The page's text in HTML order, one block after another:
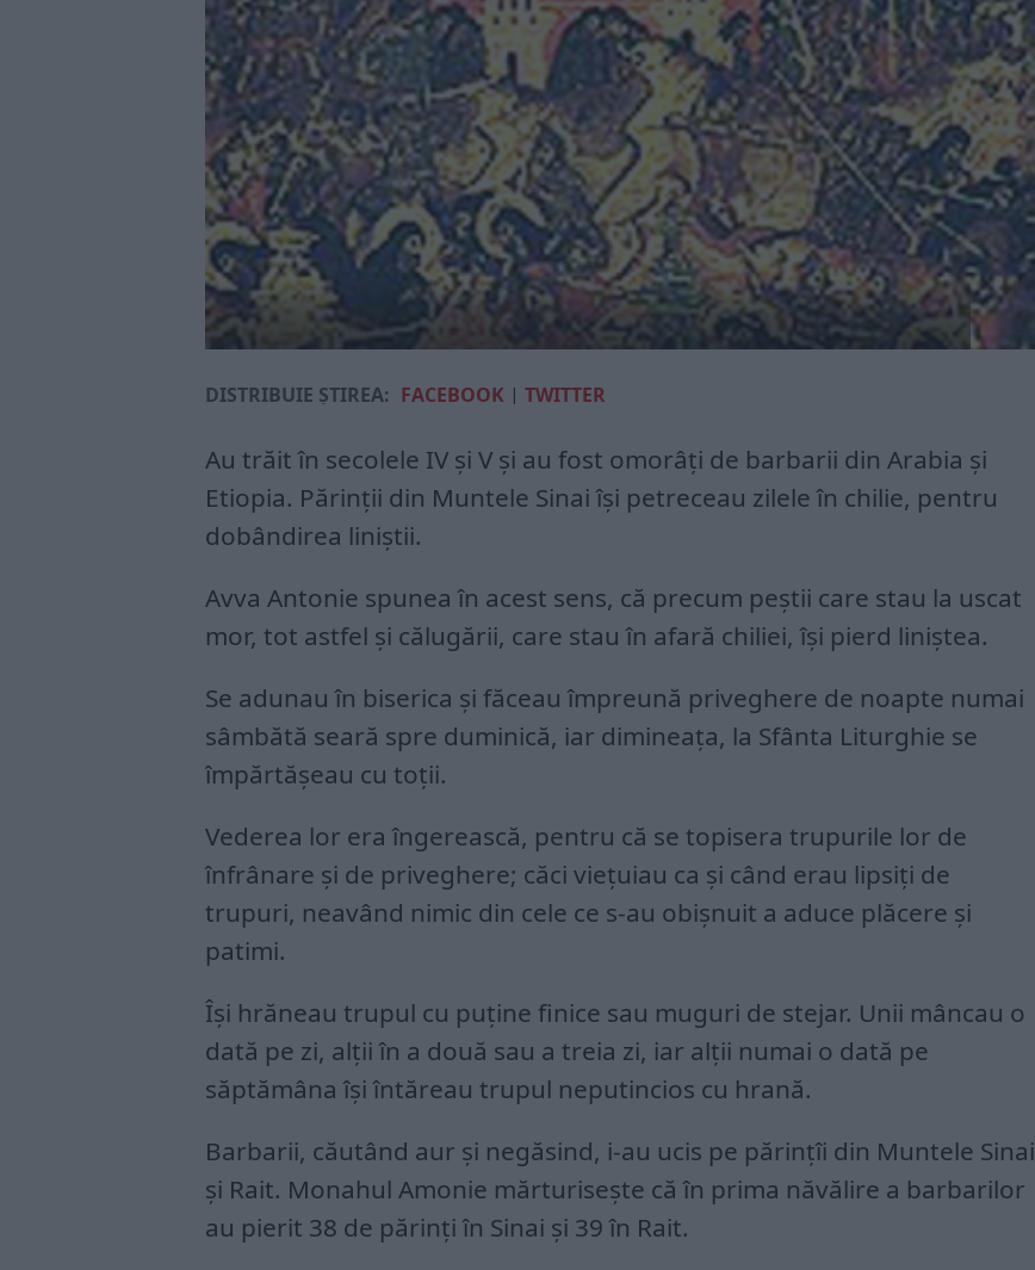
DISTRIBUIE ȘTIREA: FACEBOOK | TWITTER
Au trăit în secolele IV și V și au fost omorâți de barbarii din Arabia și
Etiopia. Părinții din Muntele Sinai își petreceau zilele în chilie, pentru
dobândirea liniștii.
Avva Antonie spunea în acest sens, că precum peștii care stau la uscat
mor, tot astfel și călugării, care stau în afară chiliei, își pierd liniștea.
Se adunau în biserica și făceau împreună priveghere de noapte numai
sâmbătă seară spre duminică, iar dimineața, la Sfânta Liturghie se
împărtășeau cu toții.
Vederea lor era îngerească, pentru că se topisera trupurile lor de
înfrânare și de priveghere; căci viețuiau ca și când erau lipsiți de
trupuri, neavând nimic din cele ce s-au obișnuit a aduce plăcere și
patimi.
Își hrăneau trupul cu puține finice sau muguri de stejar. Unii mâncau o
dată pe zi, alții în a două sau a treia zi, iar alții numai o dată pe
săptămâna își întăreau trupul neputincios cu hrană.
Barbarii, căutând aur și negăsind, i-au ucis pe părințîi din Muntele Sinai
și Rait. Monahul Amonie mărturisește că în prima năvălire a barbarilor
au pierit 38 de părinți în Sinai și 39 în Rait.